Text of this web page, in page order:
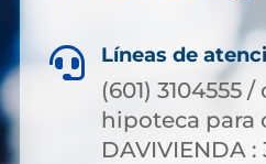
 Líneas de
(601) 3104555
hipoteca para
DAVIVIENDA :